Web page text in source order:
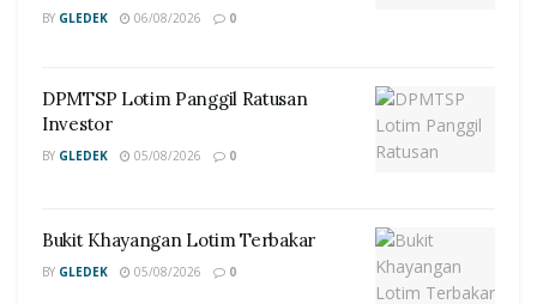
BY GLEDEK 06/08/2026 0
DPMTSP Lotim Panggil Ratusan
Investor
BY GLEDEK 05/08/2026 0
Bukit Khayangan Lotim Terbakar
BY GLEDEK 05/08/2026 0